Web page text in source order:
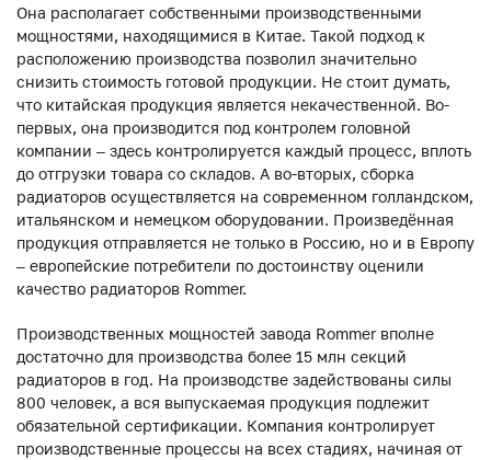
Она располагает собственными производственными
мощностями, находящимися в Китае. Такой подход к
расположению производства позволил значительно
снизить стоимость готовой продукции. Не стоит думать,
что китайская продукция является некачественной. Во-
первых, она производится под контролем головной
компании – здесь контролируется каждый процесс, вплоть
до отгрузки товара со складов. А во-вторых, сборка
радиаторов осуществляется на современном голландском,
итальянском и немецком оборудовании. Произведённая
продукция отправляется не только в Россию, но и в Европу
– европейские потребители по достоинству оценили
качество радиаторов Rommer.
Производственных мощностей завода Rommer вполне
достаточно для производства более 15 млн секций
радиаторов в год. На производстве задействованы силы
800 человек, а вся выпускаемая продукция подлежит
обязательной сертификации. Компания контролирует
производственные процессы на всех стадиях, начиная от